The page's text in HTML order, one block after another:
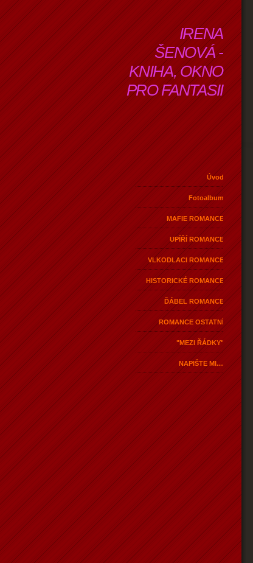
IRENA
ŠENOVÁ -
KNIHA, OKNO
PRO FANTASII
Úvod
Fotoalbum
MAFIE ROMANCE
UPÍŘÍ ROMANCE
VLKODLACI ROMANCE
HISTORICKÉ ROMANCE
ĎÁBEL ROMANCE
ROMANCE OSTATNÍ
"MEZI ŘÁDKY"
NAPIŠTE MI....